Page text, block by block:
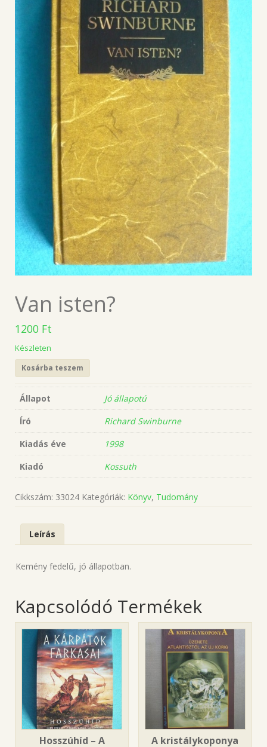
Van isten?
1200 Ft
Készleten
Kosárba teszem
Állapot
Jó állapotú
Író
Richard Swinburne
Kiadás éve
1998
Kiadó
Kossuth
Cikkszám: 33024 Kategóriák: Könyv, Tudomány
Leírás
Kemény fedelű, jó állapotban.
Kapcsolódó Termékek
Hosszúhíd – A A kristálykoponya